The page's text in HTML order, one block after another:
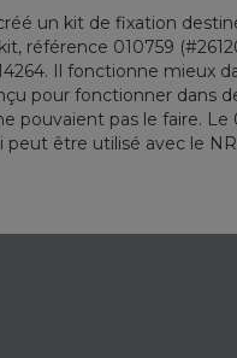
un kit de fixation
référence 010759
Il fonctionne mieux
pour fonctionner dans
pouvaient pas le faire. Le
être utilisé avec le